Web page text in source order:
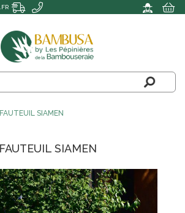
FAUTEUIL SIAMEN
FAUTEUIL SIAMEN